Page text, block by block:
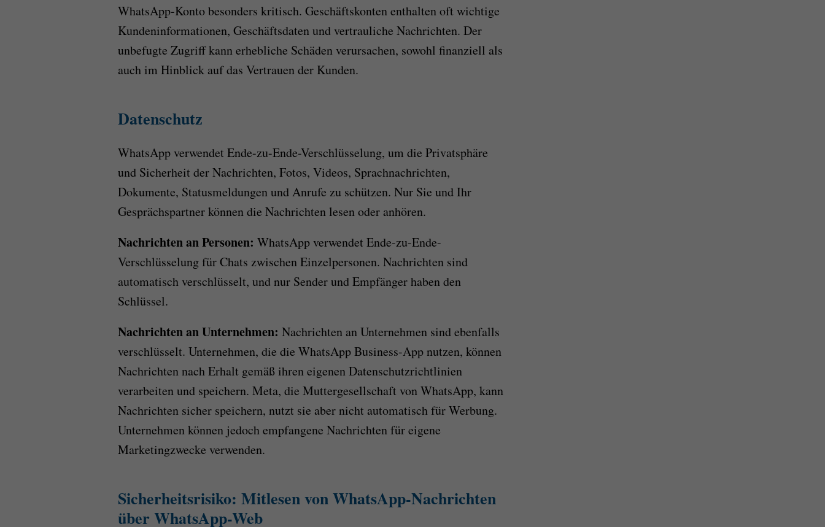
WhatsApp-Konto besonders kritisch. Geschäftskonten enthalten oft wichtige
Kundeninformationen, Geschäftsdaten und vertrauliche Nachrichten. Der
unbefugte Zugriff kann erhebliche Schäden verursachen, sowohl finanziell als
auch im Hinblick auf das Vertrauen der Kunden.
Datenschutz
WhatsApp verwendet Ende-zu-Ende-Verschlüsselung, um die Privatsphäre
und Sicherheit der Nachrichten, Fotos, Videos, Sprachnachrichten,
Dokumente, Statusmeldungen und Anrufe zu schützen. Nur Sie und Ihr
Gesprächspartner können die Nachrichten lesen oder anhören.
Nachrichten an Personen: WhatsApp verwendet Ende-zu-Ende-
Verschlüsselung für Chats zwischen Einzelpersonen. Nachrichten sind
automatisch verschlüsselt, und nur Sender und Empfänger haben den
Schlüssel.
Nachrichten an Unternehmen: Nachrichten an Unternehmen sind ebenfalls
verschlüsselt. Unternehmen, die die WhatsApp Business-App nutzen, können
Nachrichten nach Erhalt gemäß ihren eigenen Datenschutzrichtlinien
verarbeiten und speichern. Meta, die Muttergesellschaft von WhatsApp, kann
Nachrichten sicher speichern, nutzt sie aber nicht automatisch für Werbung.
Unternehmen können jedoch empfangene Nachrichten für eigene
Marketingzwecke verwenden.
Sicherheitsrisiko: Mitlesen von WhatsApp-Nachrichten
über WhatsApp-Web